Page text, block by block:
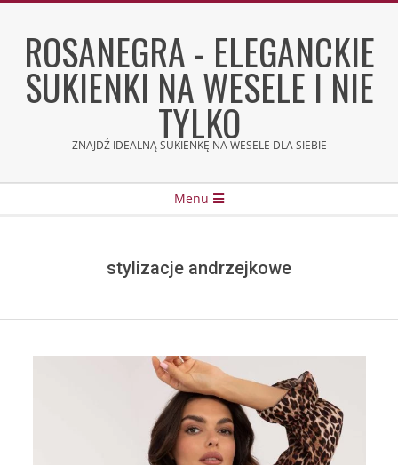
contentROSANEGRA - ELEGANCKIE
SUKIENKI NA WESELE I NIE
TYLKO
ZNAJDŹ IDEALNĄ SUKIENKĘ NA WESELE DLA SIEBIE
Menu
stylizacje andrzejkowe